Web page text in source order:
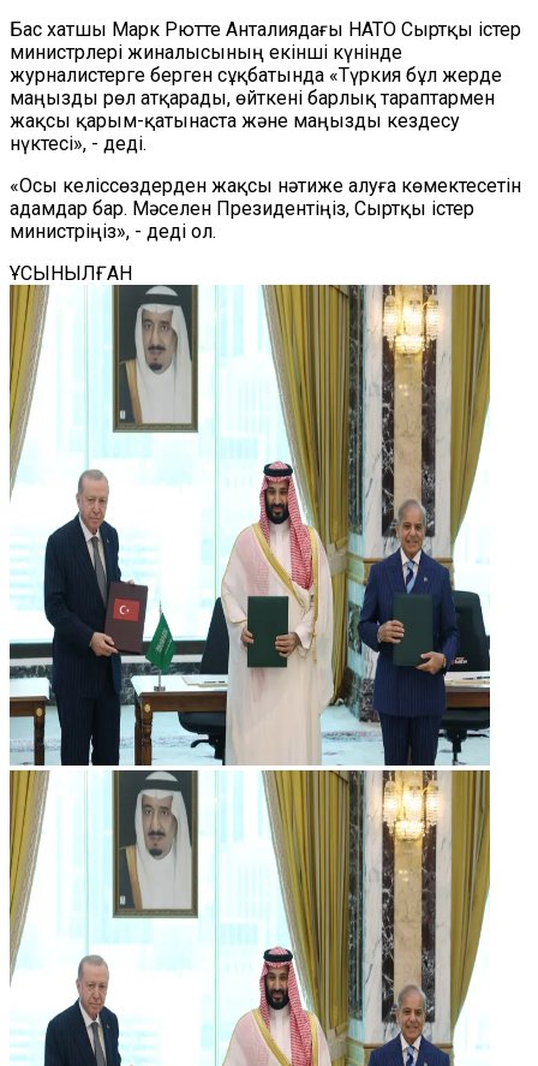
Бас хатшы Марк Рютте Анталиядағы НАТО Сыртқы істер
министрлері жиналысының екінші күнінде
журналистерге берген сұқбатында «Түркия бұл жерде
маңызды рөл атқарады, өйткені барлық тараптармен
жақсы қарым-қатынаста және маңызды кездесу
нүктесі», - деді.
«Осы келіссөздерден жақсы нәтиже алуға көмектесетін
адамдар бар. Мәселен Президентіңіз, Сыртқы істер
министріңіз», - деді ол.
ҰСЫНЫЛҒАН